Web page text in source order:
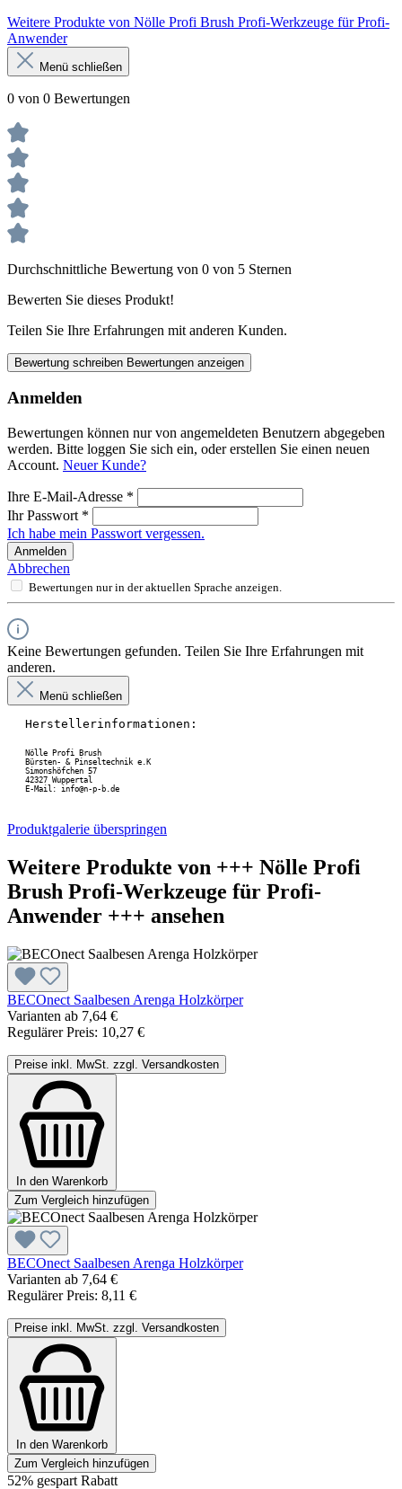
Weitere Produkte von Nölle Profi Brush Profi-Werkzeuge für Profi-
Anwender
Menü schließen
0 von 0 Bewertungen
Durchschnittliche Bewertung von 0 von 5 Sternen
Bewerten Sie dieses Produkt!
Teilen Sie Ihre Erfahrungen mit anderen Kunden.
Bewertung schreiben Bewertungen anzeigen
Anmelden
Bewertungen können nur von angemeldeten Benutzern abgegeben
werden. Bitte loggen Sie sich ein, oder erstellen Sie einen neuen
Account. Neuer Kunde?
Ihre E-Mail-Adresse *
Ihr Passwort *
Ich habe mein Passwort vergessen.
Anmelden
Abbrechen
Bewertungen nur in der aktuellen Sprache anzeigen.
Keine Bewertungen gefunden. Teilen Sie Ihre Erfahrungen mit
anderen.
Menü schließen
Herstellerinformationen:
Nölle Profi Brush
Bürsten- & Pinseltechnik e.K
Simonshöfchen 57
42327 Wuppertal
E-Mail: info@n-p-b.de
Produktgalerie überspringen
Weitere Produkte von +++ Nölle Profi
Brush Profi-Werkzeuge für Profi-
Anwender +++ ansehen
BECOnect Saalbesen Arenga Holzkörper
Varianten ab 7,64 €
Regulärer Preis: 10,27 €
Preise inkl. MwSt. zzgl. Versandkosten
In den Warenkorb
Zum Vergleich hinzufügen
BECOnect Saalbesen Arenga Holzkörper
Varianten ab 7,64 €
Regulärer Preis: 8,11 €
Preise inkl. MwSt. zzgl. Versandkosten
In den Warenkorb
Zum Vergleich hinzufügen
52% gespart Rabatt